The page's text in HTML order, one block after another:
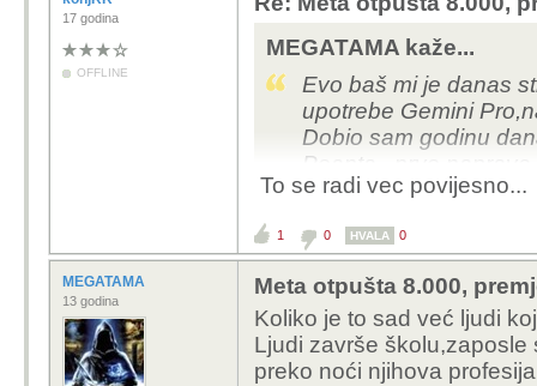
17 godina
OFFLINE
MEGATAMA kaže...
Evo baš mi je danas
upotrebe Gemini
Dobio sam godinu
Poanta...prvo
do neba...ili plati ili
To se radi vec povijesno...
1 0 HVALA 0
MEGATAMA
13 godina
Meta otpušta 8.000,
Koliko je to sad već ljudi
Ljudi završe školu,zaposle
preko noći njihova